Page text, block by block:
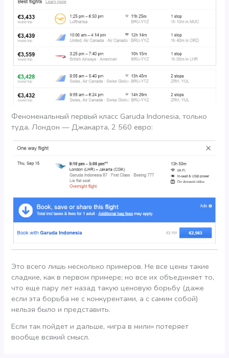
Феноменальный первый класс Garuda Indonesia, только
туда, Лондон — Джакарта, 2 560 евро:
Это всего лишь несколько примеров. Не все цены такие
сладкие, как в первом примере; но все их объединяет то,
что еще пару лет назад такую ценовую борьбу (даже
если эта борьба не с конкурентами, а с самим собой)
нельзя было и представить.
Если так пойдет и дальше, «игра в мили» потеряет
вообще всякий смысл.